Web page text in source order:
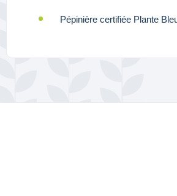
Pépinière certifiée Plante